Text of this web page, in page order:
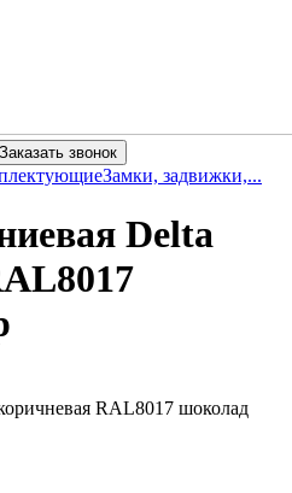
Заказать звонок
Замки, задвижки,...
Delta